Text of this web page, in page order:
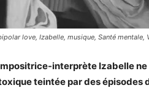
love, Izabelle, musique, Santé mentale,
interprète Izabelle
teintée par des épisodes